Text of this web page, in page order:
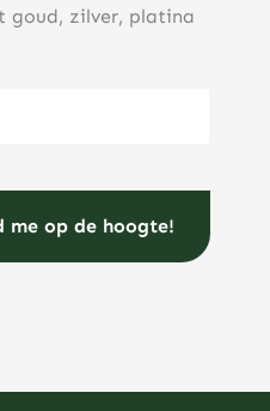
goud, zilver, platina